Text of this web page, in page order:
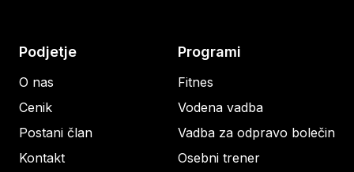
Podjetje
O nas
Cenik
Postani član
Kontakt
Programi
Fitnes
Vodena vadba
Vadba za odpravo bolečin
Osebni trener